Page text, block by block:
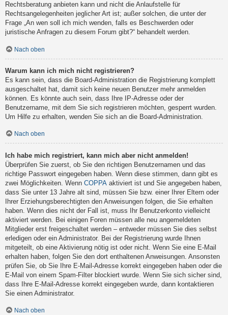
Rechtsberatung anbieten kann und nicht die Anlaufstelle für
Rechtsangelegenheiten jeglicher Art ist; außer solchen, die unter der
Frage „An wen soll ich mich wenden, falls es Beschwerden oder
juristische Anfragen zu diesem Forum gibt?“ behandelt werden.
Nach oben
Warum kann ich mich nicht registrieren?
Es kann sein, dass die Board-Administration die Registrierung komplett
ausgeschaltet hat, damit sich keine neuen Benutzer mehr anmelden
können. Es könnte auch sein, dass Ihre IP-Adresse oder der
Benutzername, mit dem Sie sich registrieren möchten, gesperrt wurden.
Um Hilfe zu erhalten, wenden Sie sich an die Board-Administration.
Nach oben
Ich habe mich registriert, kann mich aber nicht anmelden!
Überprüfen Sie zuerst, ob Sie den richtigen Benutzernamen und das
richtige Passwort eingegeben haben. Wenn diese stimmen, dann gibt es
zwei Möglichkeiten. Wenn COPPA aktiviert ist und Sie angegeben haben,
dass Sie unter 13 Jahre alt sind, müssen Sie bzw. einer Ihrer Eltern oder
Ihrer Erziehungsberechtigten den Anweisungen folgen, die Sie erhalten
haben. Wenn dies nicht der Fall ist, muss Ihr Benutzerkonto vielleicht
aktiviert werden. Bei einigen Foren müssen alle neu angemeldeten
Mitglieder erst freigeschaltet werden – entweder müssen Sie dies selbst
erledigen oder ein Administrator. Bei der Registrierung wurde Ihnen
mitgeteilt, ob eine Aktivierung nötig ist oder nicht. Wenn Sie eine E-Mail
erhalten haben, folgen Sie den dort enthaltenen Anweisungen. Ansonsten
prüfen Sie, ob Sie Ihre E-Mail-Adresse korrekt eingegeben haben oder die
E-Mail von einem Spam-Filter blockiert wurde. Wenn Sie sich sicher sind,
dass Ihre E-Mail-Adresse korrekt eingegeben wurde, dann kontaktieren
Sie einen Administrator.
Nach oben